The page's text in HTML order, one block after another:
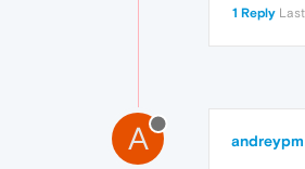
1 Reply
A andreypm